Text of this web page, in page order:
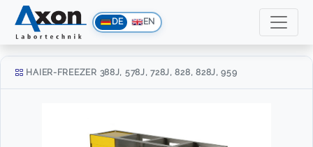
DE EN
HAIER-FREEZER 388J, 578J, 728J, 828, 828J, 959